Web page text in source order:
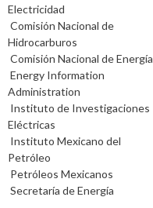
Electricidad
Comisión Nacional de
Hidrocarburos
Comisión Nacional de Energía
Energy Information
Administration
Instituto de Investigaciones
Eléctricas
Instituto Mexicano del
Petróleo
Petróleos Mexicanos
Secretaría de Energía